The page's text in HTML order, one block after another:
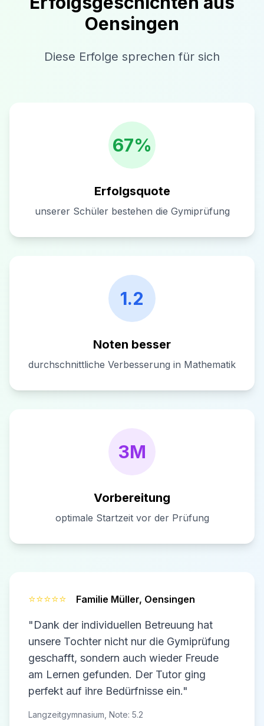
Oensingen
Diese Erfolge sprechen für sich
67%
Erfolgsquote
unserer Schüler bestehen die Gymiprüfung
1.2
Noten besser
durchschnittliche Verbesserung in Mathematik
3M
Vorbereitung
optimale Startzeit vor der Prüfung
⭐⭐⭐⭐⭐ Familie Müller, Oensingen
"Dank der individuellen Betreuung hat
unsere Tochter nicht nur die Gymiprüfung
geschafft, sondern auch wieder Freude
am Lernen gefunden. Der Tutor ging
perfekt auf ihre Bedürfnisse ein."
Langzeitgymnasium, Note: 5.2